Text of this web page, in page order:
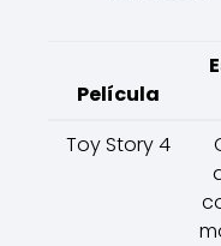
Película
Toy Story 4